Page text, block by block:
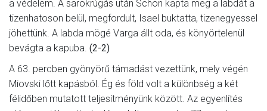
a védelem. A sarokrúgás után Schön kapta meg a labdát a
tizenhatoson belül, megfordult, Isael buktatta, tizenegyessel
jöhettünk. A labda mögé Varga állt oda, és könyörtelenül
bevágta a kapuba. (2-2)
A 63. percben gyönyörű támadást vezettünk, mely végén
Miovski lőtt kapásból. Ég és föld volt a különbség a két
félidőben mutatott teljesítményünk között. Az egyenlítés